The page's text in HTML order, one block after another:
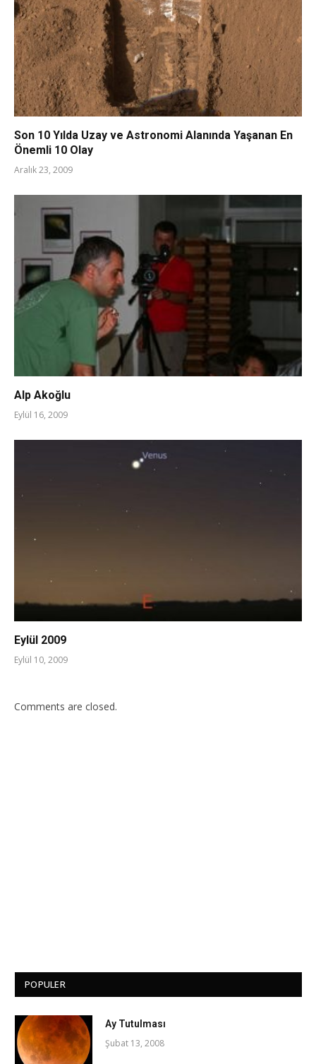
Son 10 Yılda Uzay ve Astronomi Alanında Yaşanan En
Önemli 10 Olay
Aralık 23, 2009
Alp Akoğlu
Eylül 16, 2009
Eylül 2009
Eylül 10, 2009
Comments are closed.
POPULER
Ay Tutulması
Şubat 13, 2008